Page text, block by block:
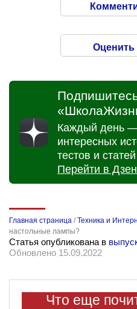
Оценить
Каждый день
интересных
тестов и
Перейти в
Главная страница /Техника и
настольные лампы?
Статья опубликована в
Обновлено 15.09.2022
Что еще